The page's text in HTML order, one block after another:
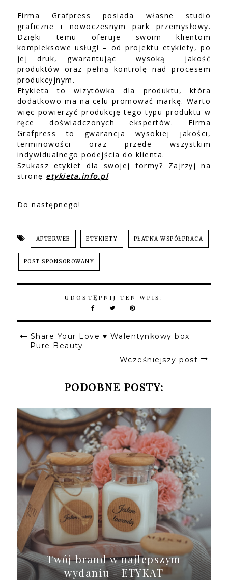
Firma Grafpress posiada własne studio
graficzne i nowoczesnym park przemysłowy.
Dzięki temu oferuje swoim klientom
kompleksowe usługi – od projektu etykiety, po
jej druk, gwarantując wysoką jakość
produktów oraz pełną kontrolę nad procesem
produkcyjnym.
Etykieta to wizytówka dla produktu, która
dodatkowo ma na celu promować markę. Warto
więc powierzyć produkcję tego typu produktu w
ręce doświadczonych ekspertów. Firma
Grafpress to gwarancja wysokiej jakości,
terminowości oraz przede wszystkim
indywidualnego podejścia do klienta.
Szukasz etykiet dla swojej formy? Zajrzyj na
stronę etykieta.info.pl.
Do następnego!
AFTERWEB ETYKIETY PŁATNA WSPÓŁPRACA
POST SPONSOROWANY
UDOSTĘPNIJ TEN WPIS:
Share Your Love ♥ Walentynkowy box
Pure Beauty
Wcześniejszy post
PODOBNE POSTY:
Twój brand w najlepszym
wydaniu - ETYKAT